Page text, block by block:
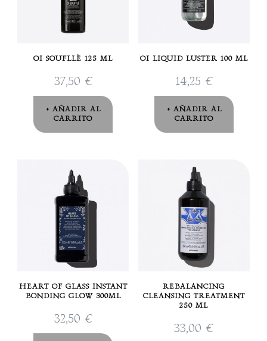
OI SOUFLLÈ 125 ML
37,50 €
AÑADIR AL
CARRITO
OI LIQUID LUSTER 100 ML
14,25 €
AÑADIR AL
CARRITO
HEART OF GLASS INSTANT
BONDING GLOW 300ML
32,50 €
REBALANCING
CLEANSING TREATMENT
250 ML
33,00 €